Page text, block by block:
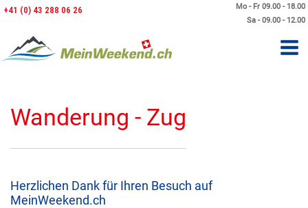
Mo - Fr 09.00 - 18.00
Sa - 09.00 - 12.00
+41 (0) 43 288 06 26
Wanderung - Zug
Herzlichen Dank für Ihren Besuch auf
MeinWeekend.ch